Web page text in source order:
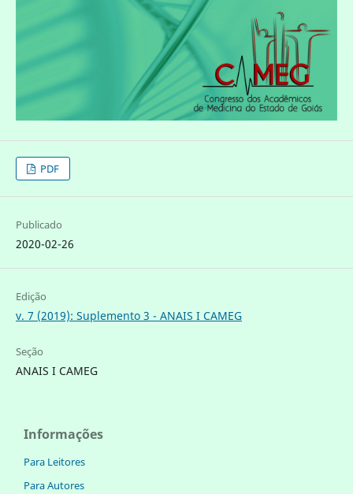
PDF
Publicado
2020-02-26
Edição
v. 7 (2019): Suplemento 3 - ANAIS I CAMEG
Seção
ANAIS I CAMEG
Informações
Para Leitores
Para Autores